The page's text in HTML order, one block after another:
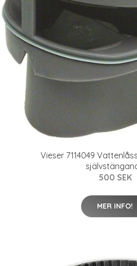
Vieser 7114049
500 SEK
MER INFO!